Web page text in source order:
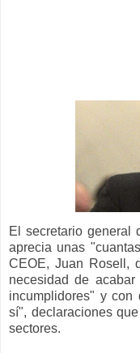
El secretario general
aprecia unas
CEOE, Juan Rosell,
necesidad de
incumplidores" y con
sí", declaraciones
sectores.